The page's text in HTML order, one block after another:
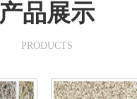
产品展示
PRODUCTS